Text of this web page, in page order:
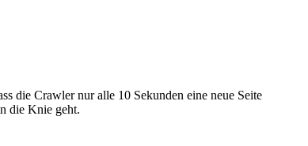
die Crawler nur alle 10 Sekunden eine neue Seite
die Knie geht.